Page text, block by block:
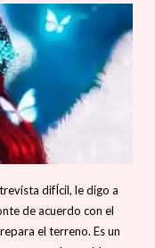
difÍcil, le digo a
de acuerdo con el
el terreno. Es un